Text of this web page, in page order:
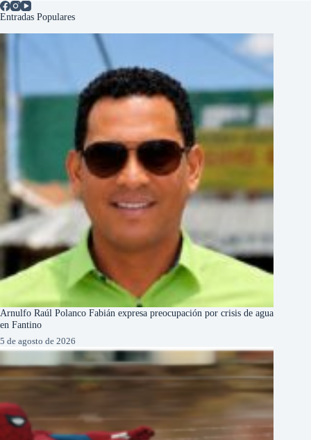
Entradas Populares
Arnulfo Raúl Polanco Fabián expresa preocupación por crisis de agua
en Fantino
5 de agosto de 2026